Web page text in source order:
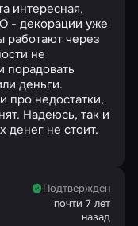
интересная,
- декорации уже
работают через
не
порадовать
деньги.
про недостатки,
Надеюсь, так и
денег не стоит.
Подтвержден
почти 7 лет
назад